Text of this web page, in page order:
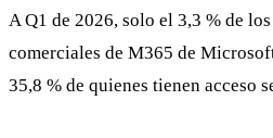
A Q1 de 2026, solo el 3,3 % de
comerciales de M365 de
35,8 % de quienes tienen acceso